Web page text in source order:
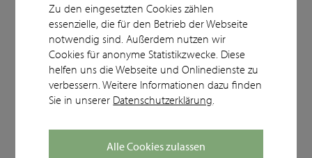
Akupunktur Eigenbluttherapie
Zu den eingesetzten Cookies zählen
essenzielle, die für den Betrieb der Webseite
notwendig sind. Außerdem nutzen wir
Cookies für anonyme Statistikzwecke. Diese
helfen uns die Webseite und Onlinedienste zu
verbessern. Weitere Informationen dazu finden
Sie in unserer Datenschutzerklärung
Alle Cookies zulassen